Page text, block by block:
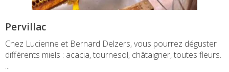
Pervillac
Chez Lucienne et Bernard Delzers, vous pourrez déguster
différents miels : acacia, tournesol, châtaigner, toutes fleurs.
...